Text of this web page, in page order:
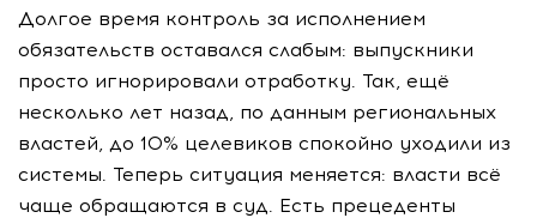
Долгое время контроль за исполнением
обязательств оставался слабым: выпускники
просто игнорировали отработку. Так, ещё
несколько лет назад, по данным региональных
властей, до 10% целевиков спокойно уходили из
системы. Теперь ситуация меняется: власти всё
чаще обращаются в суд. Есть прецеденты